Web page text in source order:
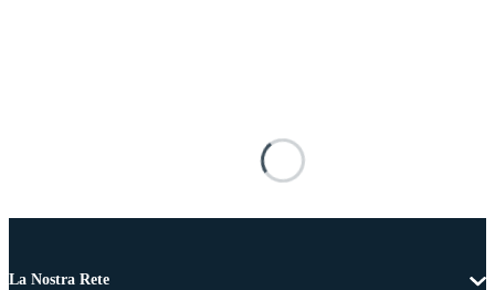
La Nostra Rete